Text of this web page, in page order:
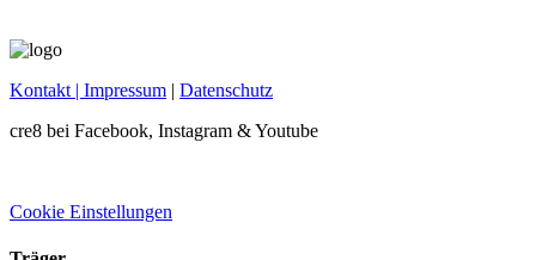
Kontakt | Impressum | Datenschutz
cre8 bei Facebook, Instagram & Youtube
Cookie Einstellungen